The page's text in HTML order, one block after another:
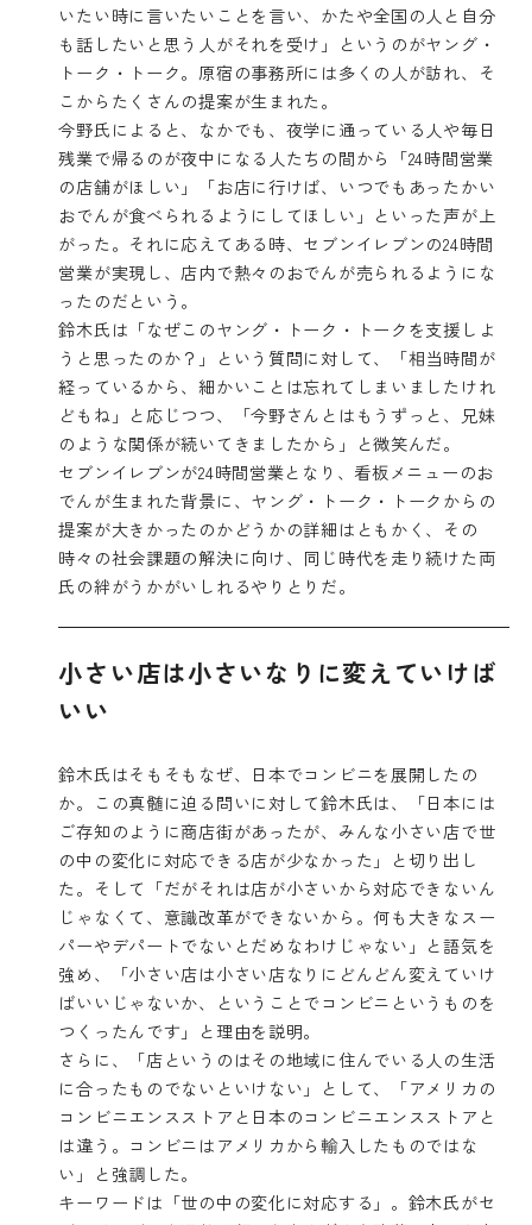
いたい時に言いたいことを言い、かたや全国の人と自分
も話したいと思う人がそれを受け」というのがヤング・
トーク・トーク。原宿の事務所には多くの人が訪れ、そ
こからたくさんの提案が生まれた。
今野氏によると、なかでも、夜学に通っている人や毎日
残業で帰るのが夜中になる人たちの間から「24時間営業
の店舗がほしい」「お店に行けば、いつでもあったかい
おでんが食べられるようにしてほしい」といった声が上
がった。それに応えてある時、セブンイレブンの24時間
営業が実現し、店内で熱々のおでんが売られるようにな
ったのだという。
鈴木氏は「なぜこのヤング・トーク・トークを支援しよ
うと思ったのか？」という質問に対して、「相当時間が
経っているから、細かいことは忘れてしまいましたけれ
どもね」と応じつつ、「今野さんとはもうずっと、兄妹
のような関係が続いてきましたから」と微笑んだ。
セブンイレブンが24時間営業となり、看板メニューのお
でんが生まれた背景に、ヤング・トーク・トークからの
提案が大きかったのかどうかの詳細はともかく、その
時々の社会課題の解決に向け、同じ時代を走り続けた両
氏の絆がうかがいしれるやりとりだ。
小さい店は小さいなりに変えていけば
いい
鈴木氏はそもそもなぜ、日本でコンビニを展開したの
か。この真髄に迫る問いに対して鈴木氏は、「日本には
ご存知のように商店街があったが、みんな小さい店で世
の中の変化に対応できる店が少なかった」と切り出し
た。そして「だがそれは店が小さいから対応できないん
じゃなくて、意識改革ができないから。何も大きなスー
パーやデパートでないとだめなわけじゃない」と語気を
強め、「小さい店は小さい店なりにどんどん変えていけ
ばいいじゃないか、ということでコンビニというものを
つくったんです」と理由を説明。
さらに、「店というのはその地域に住んでいる人の生活
に合ったものでないといけない」として、「アメリカの
コンビニエンスストアと日本のコンビニエンスストアと
は違う。コンビニはアメリカから輸入したものではな
い」と強調した。
キーワードは「世の中の変化に対応する」。鈴木氏がセ